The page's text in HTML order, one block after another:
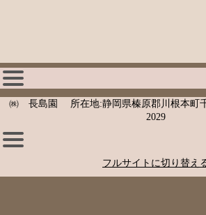
㈱ 長島園 所在地:静岡県榛原郡川根本町
2029
フルサイトに切り替え